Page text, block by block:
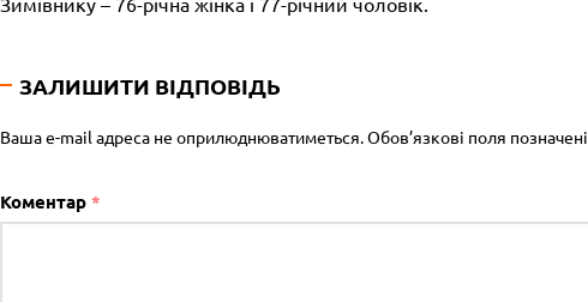
ЗАЛИШИТИ ВІДПОВІДЬ
Ваша e-mail адреса не оприлюднюватиметься.Обов’язкові поля позначені
Коментар *